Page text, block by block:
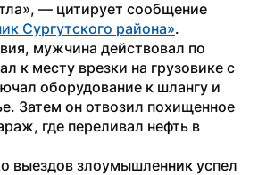
— цитирует сообщение
Сургутского района».
мужчина действовал по
к месту врезки на грузовике с
оборудование к шлангу и
Затем он отвозил похищенное
где переливал нефть в
выездов злоумышленник успел